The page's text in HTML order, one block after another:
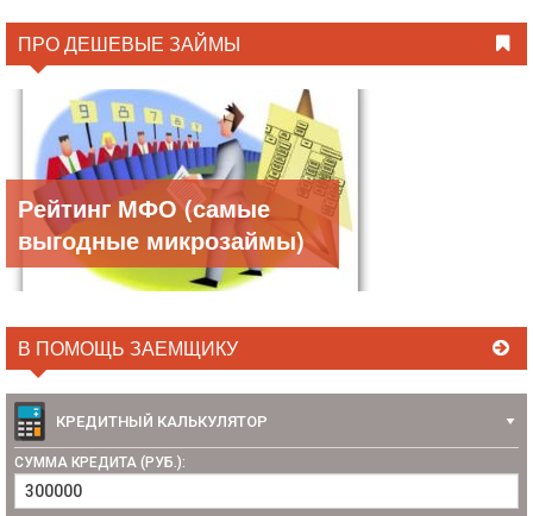
ПРО ДЕШЕВЫЕ ЗАЙМЫ
Рейтинг МФО (самые
выгодные микрозаймы)
В ПОМОЩЬ ЗАЕМЩИКУ
КРЕДИТНЫЙ КАЛЬКУЛЯТОР
СУММА КРЕДИТА (РУБ.):